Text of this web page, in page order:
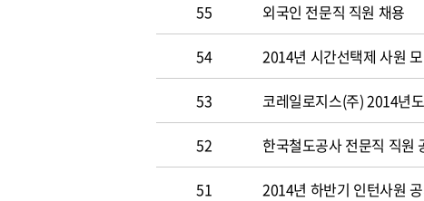
55 외국인 전문직 직원 채용
54 2014년 시간선택제 사원
53 코레일로지스(주) 2014년
52 한국철도공사 전문직 직원
51 2014년 하반기 인턴사원